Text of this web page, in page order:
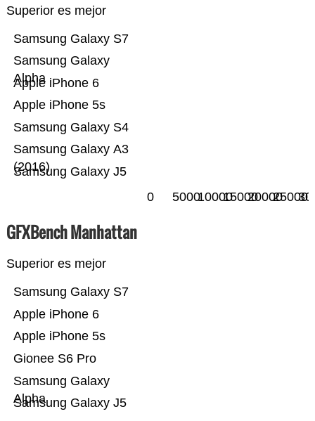
Superior es mejor
Samsung Galaxy J5
Samsung Galaxy A3
(2016)
Samsung Galaxy S4
Apple iPhone 5s
Apple iPhone 6
Samsung Galaxy
Alpha
Samsung Galaxy S7
0 500010000150002000025000
GFXBench Manhattan
Superior es mejor
Samsung Galaxy J5
Samsung Galaxy
Alpha
Gionee S6 Pro
Apple iPhone 5s
Apple iPhone 6
Samsung Galaxy S7